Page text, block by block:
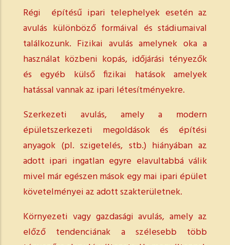
Régi építésű ipari telephelyek esetén az
avulás különböző formáival és stádiumaival
találkozunk. Fizikai avulás amelynek oka a
használat közbeni kopás, időjárási tényezők
és egyéb külső fizikai hatások amelyek
hatással vannak az ipari létesítményekre.
Szerkezeti avulás, amely a modern
épületszerkezeti megoldások és építési
anyagok (pl. szigetelés, stb.) hiányában az
adott ipari ingatlan egyre elavultabbá válik
mivel már egészen mások egy mai ipari épület
követelményei az adott szakterületnek.
Környezeti vagy gazdasági avulás, amely az
előző tendenciának a szélesebb több